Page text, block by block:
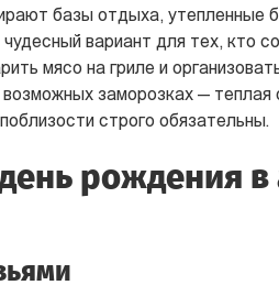
базы отдыха, утепленные
вариант для тех, кто
мясо на гриле и
возможных заморозках —
строго обязательны.
рождения